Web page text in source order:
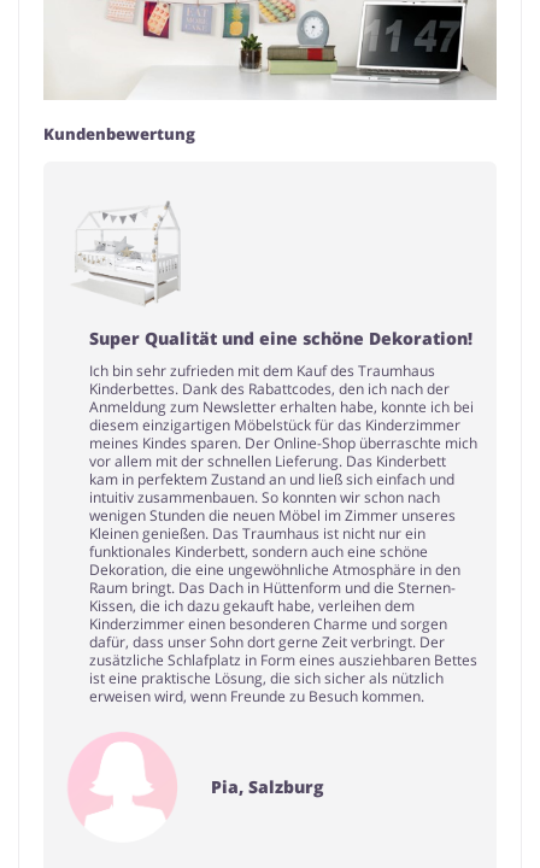
Kundenbewertung
Super Qualität und eine schöne Dekoration!
Ich bin sehr zufrieden mit dem Kauf des Traumhaus
Kinderbettes. Dank des Rabattcodes, den ich nach der
Anmeldung zum Newsletter erhalten habe, konnte ich bei
diesem einzigartigen Möbelstück für das Kinderzimmer
meines Kindes sparen. Der Online-Shop überraschte mich
vor allem mit der schnellen Lieferung. Das Kinderbett
kam in perfektem Zustand an und ließ sich einfach und
intuitiv zusammenbauen. So konnten wir schon nach
wenigen Stunden die neuen Möbel im Zimmer unseres
Kleinen genießen. Das Traumhaus ist nicht nur ein
funktionales Kinderbett, sondern auch eine schöne
Dekoration, die eine ungewöhnliche Atmosphäre in den
Raum bringt. Das Dach in Hüttenform und die Sternen-
Kissen, die ich dazu gekauft habe, verleihen dem
Kinderzimmer einen besonderen Charme und sorgen
dafür, dass unser Sohn dort gerne Zeit verbringt. Der
zusätzliche Schlafplatz in Form eines ausziehbaren Bettes
ist eine praktische Lösung, die sich sicher als nützlich
erweisen wird, wenn Freunde zu Besuch kommen.
Pia, Salzburg